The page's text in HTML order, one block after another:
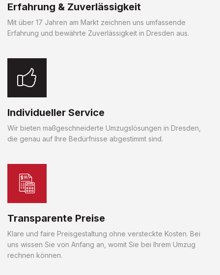
Erfahrung & Zuverlässigkeit
Mit über 17 Jahren am Markt zeichnen uns umfassende
Erfahrung und bewährte Zuverlässigkeit in Dresden aus.
Individueller Service
Wir bieten maßgeschneiderte Umzugslösungen in Dresden,
die genau auf Ihre Bedürfnisse abgestimmt sind.
Transparente Preise
Klare und faire Preisgestaltung ohne versteckte Kosten. Bei
uns wissen Sie von Anfang an, womit Sie bei Ihrem Umzug
rechnen können.